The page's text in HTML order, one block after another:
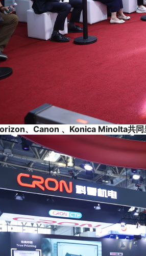
、Canon 、Konica Minolta共同